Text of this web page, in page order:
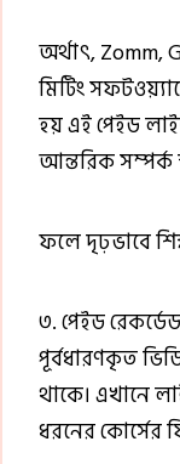
অর্থাৎ, Zomm,
মিটিং
হয় এই পেইড
আন্তরিক সম্পর্ক
ফলে দৃঢ়ভাবে
৩. পেইড
পূর্বধারণকৃত
থাকে। এখানে
ধরনের